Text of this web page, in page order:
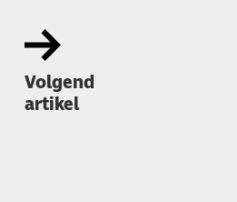
Volgend
artikel